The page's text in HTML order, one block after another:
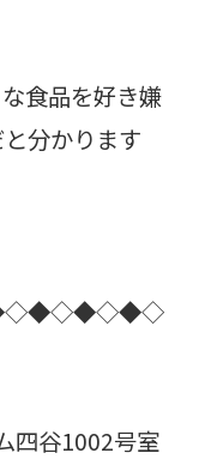
食品を好き嫌
分かります
四谷1002号室